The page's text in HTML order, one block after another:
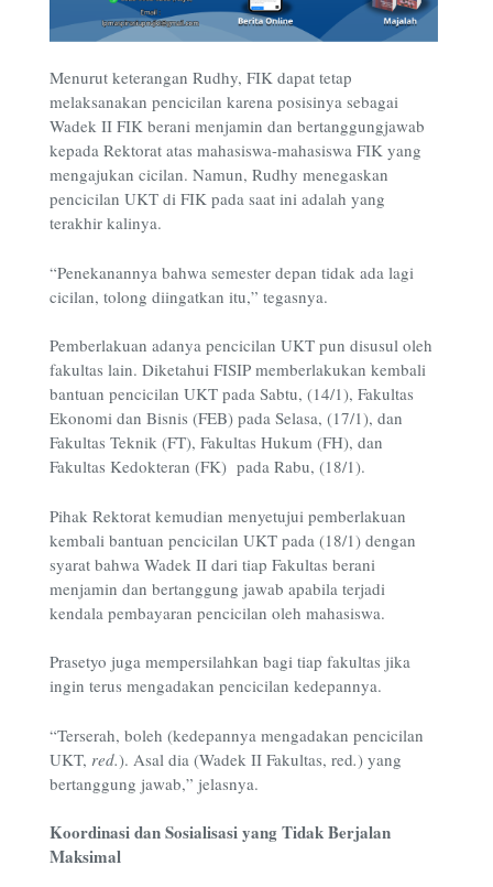
Menurut keterangan Rudhy, FIK dapat tetap
melaksanakan pencicilan karena posisinya sebagai
Wadek II FIK berani menjamin dan bertanggungjawab
kepada Rektorat atas mahasiswa-mahasiswa FIK yang
mengajukan cicilan. Namun, Rudhy menegaskan
pencicilan UKT di FIK pada saat ini adalah yang
terakhir kalinya.
“Penekanannya bahwa semester depan tidak ada lagi
cicilan, tolong diingatkan itu,” tegasnya.
Pemberlakuan adanya pencicilan UKT pun disusul oleh
fakultas lain. Diketahui FISIP memberlakukan kembali
bantuan pencicilan UKT pada Sabtu, (14/1), Fakultas
Ekonomi dan Bisnis (FEB) pada Selasa, (17/1), dan
Fakultas Teknik (FT), Fakultas Hukum (FH), dan
Fakultas Kedokteran (FK) pada Rabu, (18/1).
Pihak Rektorat kemudian menyetujui pemberlakuan
kembali bantuan pencicilan UKT pada (18/1) dengan
syarat bahwa Wadek II dari tiap Fakultas berani
menjamin dan bertanggung jawab apabila terjadi
kendala pembayaran pencicilan oleh mahasiswa.
Prasetyo juga mempersilahkan bagi tiap fakultas jika
ingin terus mengadakan pencicilan kedepannya.
“Terserah, boleh (kedepannya mengadakan pencicilan
UKT, red.). Asal dia (Wadek II Fakultas, red.) yang
bertanggung jawab,” jelasnya.
Koordinasi dan Sosialisasi yang Tidak Berjalan
Maksimal